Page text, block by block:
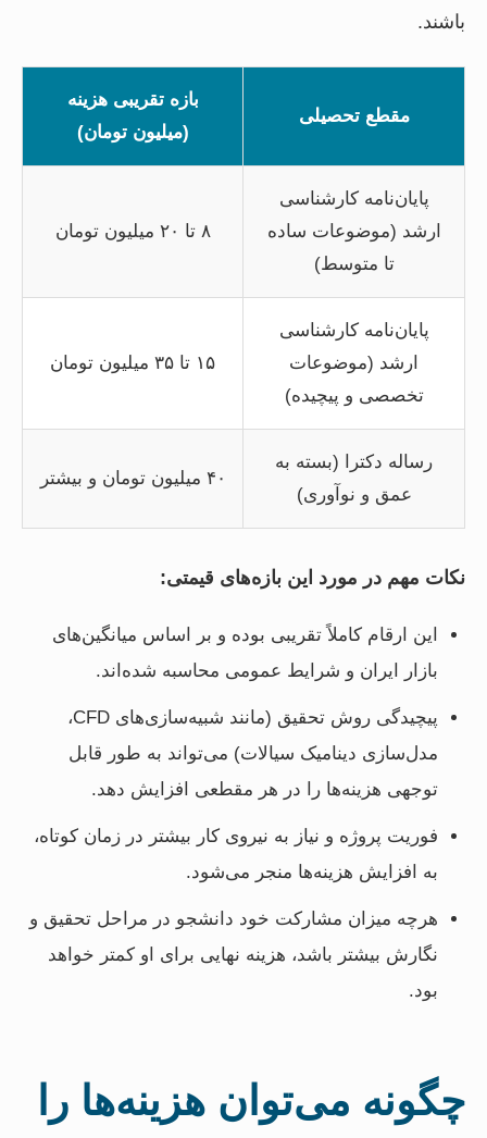
باشند.
مقطع تحصیلی
بازه تقریبی هزینه
(میلیون تومان)
پایان‌نامه کارشناسی
ارشد (موضوعات ساده
تا متوسط)
۸ تا ۲۰ میلیون تومان
پایان‌نامه کارشناسی
ارشد (موضوعات
تخصصی و پیچیده)
۱۵ تا ۳۵ میلیون تومان
رساله دکترا (بسته به
عمق و نوآوری)
۴۰ میلیون تومان و بیشتر
نکات مهم در مورد این بازه‌های قیمتی:
این ارقام کاملاً تقریبی بوده و بر اساس میانگین‌های
بازار ایران و شرایط عمومی محاسبه شده‌اند.
پیچیدگی روش تحقیق (مانند شبیه‌سازی‌های CFD،
مدل‌سازی دینامیک سیالات) می‌تواند به طور قابل
توجهی هزینه‌ها را در هر مقطعی افزایش دهد.
فوریت پروژه و نیاز به نیروی کار بیشتر در زمان کوتاه،
به افزایش هزینه‌ها منجر می‌شود.
هرچه میزان مشارکت خود دانشجو در مراحل تحقیق و
نگارش بیشتر باشد، هزینه نهایی برای او کمتر خواهد
بود.
چگونه می‌توان هزینه‌ها را